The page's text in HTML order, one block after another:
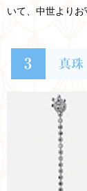
いて、中世よりお
3 真珠